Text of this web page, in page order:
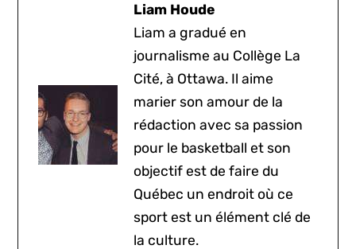
Liam Houde
Liam a gradué en
journalisme au Collège La
Cité, à Ottawa. Il aime
marier son amour de la
rédaction avec sa passion
pour le basketball et son
objectif est de faire du
Québec un endroit où ce
sport est un élément clé de
la culture.